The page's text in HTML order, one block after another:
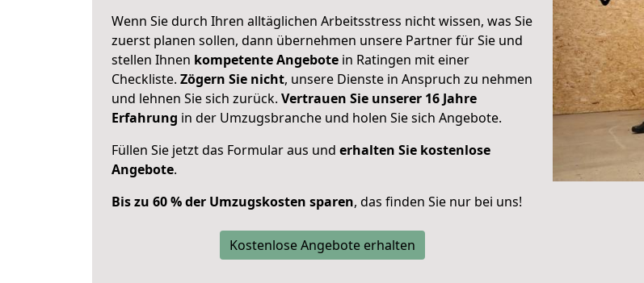
Wenn Sie durch Ihren alltäglichen Arbeitsstress nicht wissen, was Sie
zuerst planen sollen, dann übernehmen unsere Partner für Sie und
stellen Ihnen kompetente Angebote in Ratingen mit einer
Checkliste. Zögern Sie nicht, unsere Dienste in Anspruch zu nehmen
und lehnen Sie sich zurück. Vertrauen Sie unserer 16 Jahre
Erfahrung in der Umzugsbranche und holen Sie sich Angebote.
Füllen Sie jetzt das Formular aus und erhalten Sie kostenlose
Angebote.
Bis zu 60 % der Umzugskosten sparen, das finden Sie nur bei uns!
Kostenlose Angebote erhalten